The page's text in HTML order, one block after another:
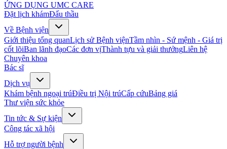
ỨNG DỤNG UMC CARE
Đặt lịch khámĐấu thầu
Về Bệnh viện
Giới thiệu tổng quanLịch sử Bệnh việnTầm nhìn - Sứ mệnh - Giá trị
cốt lõiBan lãnh đạoCác đơn vịThành tựu và giải thưởngLiên hệ
Chuyên khoa
Bác sĩ
Dịch vụ
Khám bệnh ngoại trúĐiều trị Nội trúCấp cứuBảng giá
Thư viện sức khỏe
Tin tức & Sự kiện
Công tác xã hội
Hỗ trợ người bệnh